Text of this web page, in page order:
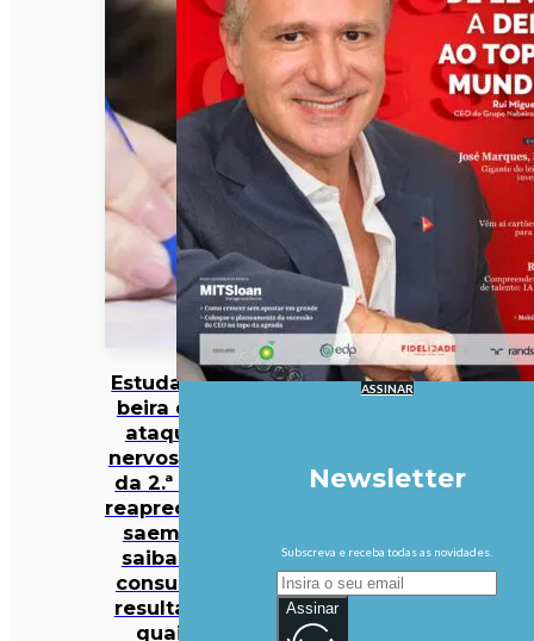
Estudantes à
beira de um
ataque de
nervos. Notas
da 2.ª fase e
reapreciações
saem hoje:
saiba onde
consultar os
resultados e
quais os
ASSINAR
Newsletter
Subscreva e receba todas as novidades.
Assinar